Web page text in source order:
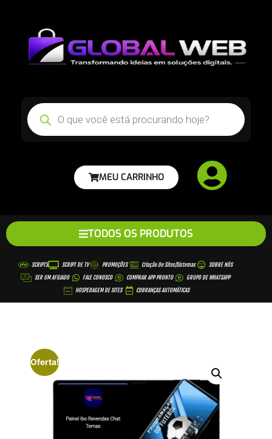
MEU CARRINHO
TODOS OS PRODUTOS
SCRIPTS SCRIPT DE TV PROMOÇÕES Criação De Sites/sistemas
SOBRE NÓS
SER UM AFILIADO
FALE CONOSCO COMPRAR APP PRONTO
GRUPO DE WHATSAPP
HOSPEDAGEM DE SITES
COBRANÇAS AUTOMÁTICAS
Oferta!